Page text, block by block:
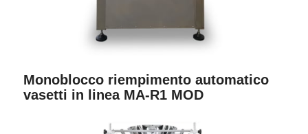
Monoblocco riempimento automatico
vasetti in linea MA-R1 MOD